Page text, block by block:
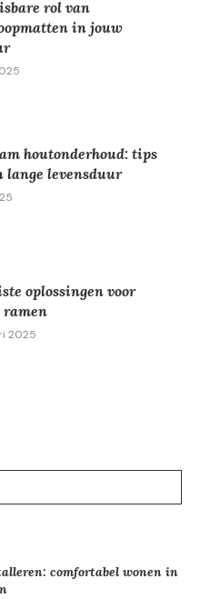
rol van
in jouw
houtonderhoud: tips
lange levensduur
oplossingen voor
ramen
2025
comfortabel wonen in